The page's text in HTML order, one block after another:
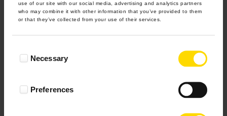
use of our site with our social media, advertising and analytics partners
who may combine it with other information that you’ve provided to them
or that they’ve collected from your use of their services.
SelectionNecessary
Preferences
4.9 z 5.0